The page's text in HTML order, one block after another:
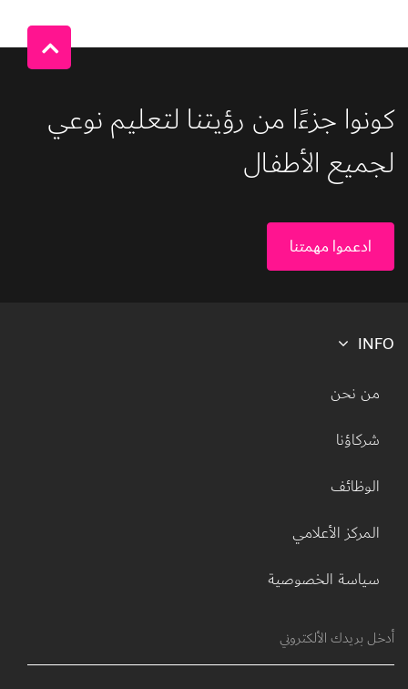
كونوا جزءًا من رؤيتنا لتعليم نوعي
لجميع الأطفال
ادعموا مهمتنا
INFO
Footer menu
من نحن
شركاؤنا
الوظائف
المركز الأعلامي
سياسة الخصوصية